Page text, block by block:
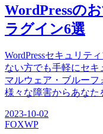
WordPressの
ラグイン6選
WordPressセキュリテ
ない方でも手軽にセキ
マルウェア・ブルー
様々な障害からあな
2023-10-02
FOXWP